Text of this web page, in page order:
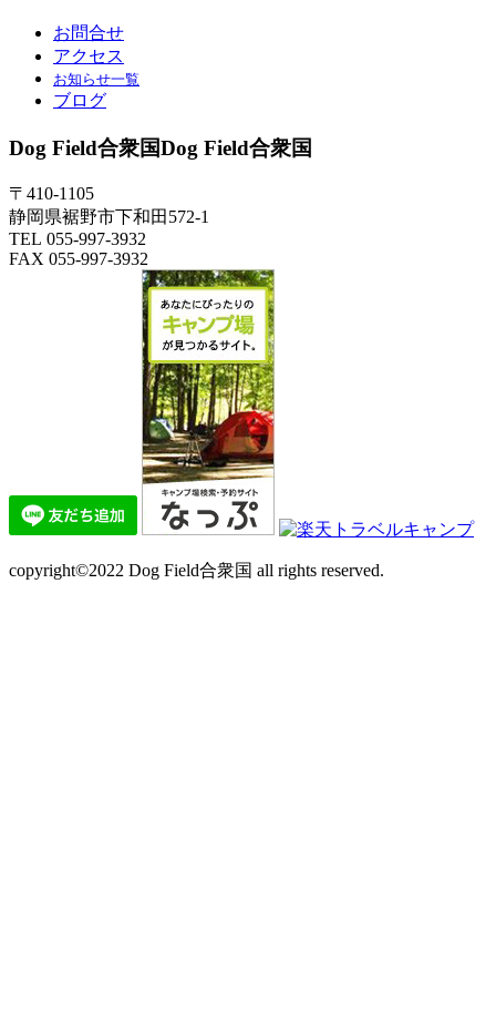
お問合せ
アクセス
お知らせ一覧
ブログ
Dog Field合衆国Dog Field合衆国
〒410-1105
静岡県裾野市下和田572-1
TEL 055-997-3932
FAX 055-997-3932
copyright©2022 Dog Field合衆国 all rights reserved.